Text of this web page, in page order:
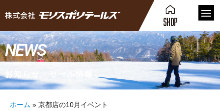
NEWS
お知らせ・セール情報
ホーム » 京都店の10月イベント